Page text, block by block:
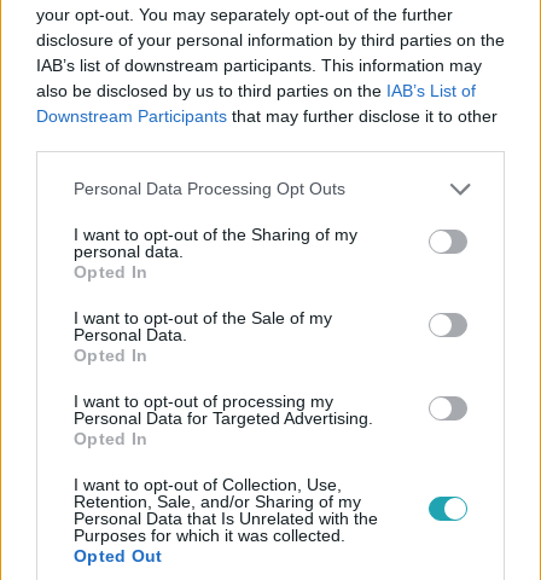
your opt-out. You may separately opt-out of the further
disclosure of your personal information by third parties on the
IAB’s list of downstream participants. This information may
also be disclosed by us to third parties on the IAB’s List of
Downstream Participants that may further disclose it to other
Please note that this website/app uses one or more Google
not limited to your visit or usage behaviour. You may click to
grant or deny consent to Google and its third-party tags to
use your data for below specified purposes in below Google
consent section.
Personal Data Processing Opt Outs
I want to opt-out of the Sharing of my
personal data.
Opted In
I want to opt-out of the Sale of my
Personal Data.
Opted In
I want to opt-out of processing my
Personal Data for Targeted Advertising.
Opted In
I want to opt-out of Collection, Use,
Retention, Sale, and/or Sharing of my
Personal Data that Is Unrelated with the
Purposes for which it was collected.
Opted Out
Reggeli
2024. május 23. 10:06
A Drága örökösök hozta meg a sikert a The Floor
Salavecz Gergely, The Floor előző heti győztese egészen
a műsor végéig nem hitte el, hogy ő nyeri meg a
kvízjátékot. Gergely szerencsés helyről, a 49-es mezőről
indult, ami a hétszer hetes mező sarka, csupán két
szomszéddal, így csak ketten hívhatták ki. Saját témája a
Drága örökösök volt, amely csak a döntőben került elő, és
bár sokan épp a saját témájuknál blokkolnak le, a nyertes
leginkább a képregényhősökről szóló kérdésektől tartott.
Azt, hogy Salavecz Gergely hogyan készült a játékra, és
hogy mire költi a nyereményét, megtudhatják a Reggeli
stúdióbeszélgetéséből.